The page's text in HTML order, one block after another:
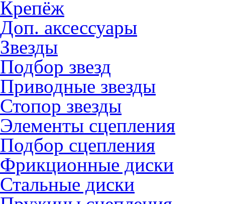
Крепёж
Доп. аксессуары
Звезды
Подбор звезд
Приводные звезды
Стопор звезды
Элементы сцепления
Подбор сцепления
Фрикционные диски
Стальные диски